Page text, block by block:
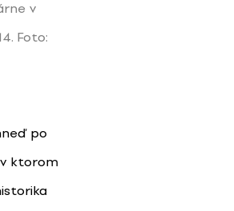
v
Foto:
po
ktorom